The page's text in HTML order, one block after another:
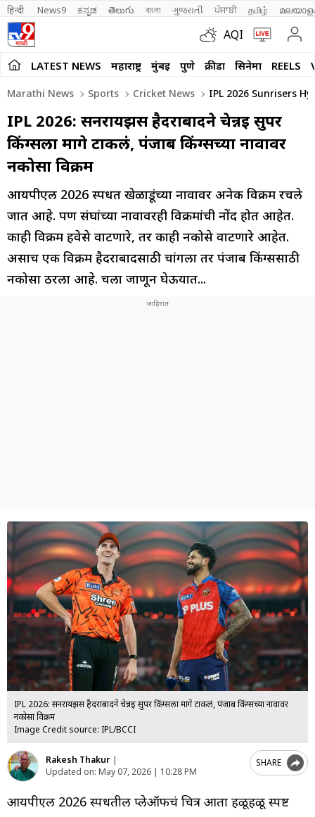
हिन्दी News9 ಕನ್ನಡ తెలుగు বাংলা ગુજરાતી ਪੰਜਾਬੀ தமிழ்
AQI
LATEST NEWS महाराष्ट्र मुंबई पुणे क्रीडा सिनेमा REELS
Marathi News Sports Cricket News IPL 2026 Sunrisers
IPL 2026: सनरायझर्स हैदराबादने चेन्नई सुपर
किंग्सला मागे टाकलं, पंजाब किंग्सच्या नावावर
नकोसा विक्रम
आयपीएल 2026 स्पर्धेत खेळाडूंच्या नावावर अनेक विक्रम रचले
जात आहे. पण संघांच्या नावावरही विक्रमांची नोंद होत आहेत.
काही विक्रम हवेसे वाटणारे, तर काही नकोसे वाटणारे आहेत.
असाच एक विक्रम हैदराबादसाठी चांगला तर पंजाब किंग्ससाठी
नकोसा ठरला आहे. चला जाणून घेऊयात...
IPL 2026: सनरायझर्स हैदराबादने चेन्नई सुपर किंग्सला मागे टाकलं, पंजाब किंग्सच्या नावावर
नकोसा विक्रम
Image Credit source: IPL/BCCI
Rakesh Thakur |
Updated on: May 07, 2026 | 10:28 PM
SHARE
आयपीएल 2026 स्पर्धेतील प्लेऑफचं चित्र आता हळूहळू स्पष्ट